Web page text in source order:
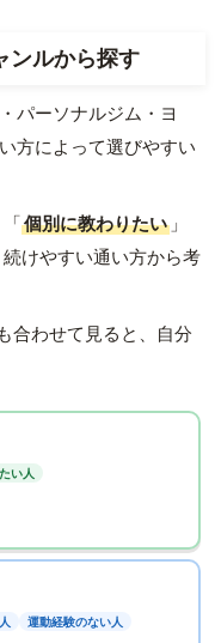
ンルから探す
パーソナルジム・ヨ
方によって選びやすい
「個別に教わりたい 」
続けやすい通い方から考
も合わせて見ると、自分
い人
運動経験のない人